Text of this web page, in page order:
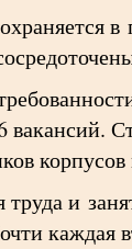
труда и